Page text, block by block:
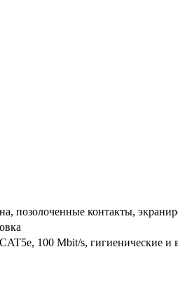
позолоченные контакты,
100 Mbit/s, гигиенические